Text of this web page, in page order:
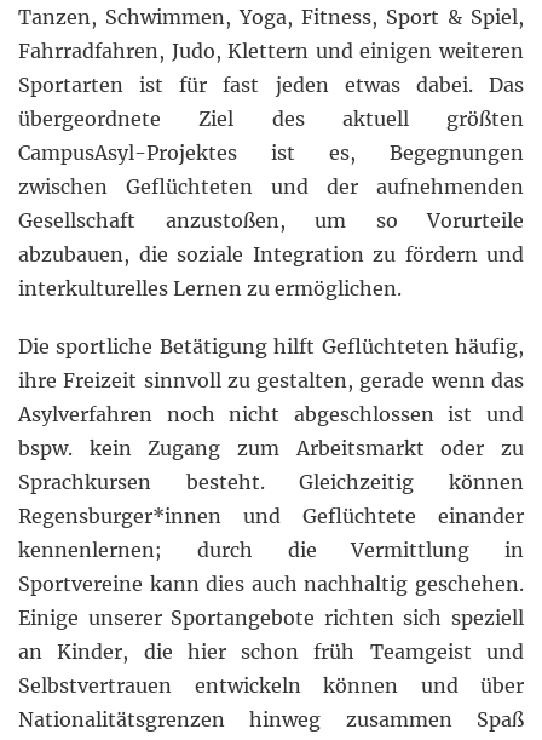
Tanzen, Schwimmen, Yoga, Fitness, Sport & Spiel,
Fahrradfahren, Judo, Klettern und einigen weiteren
Sportarten ist für fast jeden etwas dabei. Das
übergeordnete Ziel des aktuell größten
CampusAsyl-Projektes ist es, Begegnungen
zwischen Geflüchteten und der aufnehmenden
Gesellschaft anzustoßen, um so Vorurteile
abzubauen, die soziale Integration zu fördern und
interkulturelles Lernen zu ermöglichen.
Die sportliche Betätigung hilft Geflüchteten häufig,
ihre Freizeit sinnvoll zu gestalten, gerade wenn das
Asylverfahren noch nicht abgeschlossen ist und
bspw. kein Zugang zum Arbeitsmarkt oder zu
Sprachkursen besteht. Gleichzeitig können
Regensburger*innen und Geflüchtete einander
kennenlernen; durch die Vermittlung in
Sportvereine kann dies auch nachhaltig geschehen.
Einige unserer Sportangebote richten sich speziell
an Kinder, die hier schon früh Teamgeist und
Selbstvertrauen entwickeln können und über
Nationalitätsgrenzen hinweg zusammen Spaß